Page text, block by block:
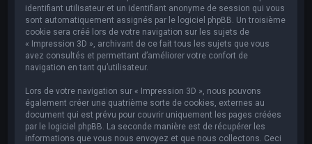
identifiant utilisateur et un identifiant anonyme de session qui vous
sont automatiquement assignés par le logiciel phpBB. Un troisième
cookie sera créé lors de votre navigation sur les sujets de
« Impression 3D », archivant de ce fait tous les sujets que vous
avez consultés et permettant d’améliorer votre confort de
navigation en tant qu’utilisateur.
Lors de votre navigation sur « Impression 3D », nous pouvons
également créer une quatrième sorte de cookies, externes au
document qui est prévu pour couvrir uniquement les pages créées
par le logiciel phpBB. La seconde manière est de récupérer les
informations que vous nous envoyez et que nous collectons. Ceci